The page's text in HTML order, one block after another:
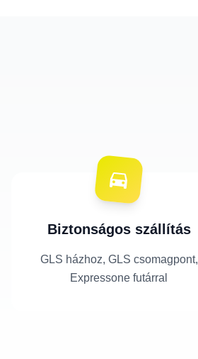
Biztonságos szállítás
GLS házhoz, GLS csomagpont,
Expressone futárral